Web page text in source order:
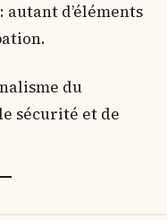
d’éléments
du
sécurité et de